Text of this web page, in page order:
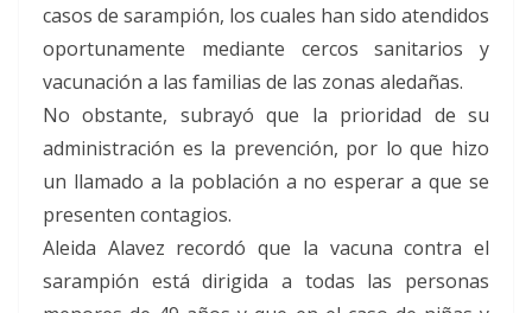
casos de sarampión, los cuales han sido atendidos
oportunamente mediante cercos sanitarios y
vacunación a las familias de las zonas aledañas.
No obstante, subrayó que la prioridad de su
administración es la prevención, por lo que hizo
un llamado a la población a no esperar a que se
presenten contagios.
Aleida Alavez recordó que la vacuna contra el
sarampión está dirigida a todas las personas